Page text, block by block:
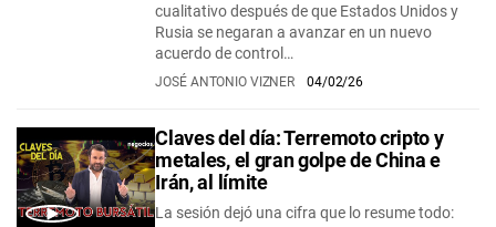
cualitativo después de que Estados Unidos y
Rusia se negaran a avanzar en un nuevo
acuerdo de control…
JOSÉ ANTONIO VIZNER 04/02/26
Claves del día: Terremoto cripto y
metales, el gran golpe de China e
Irán, al límite
La sesión dejó una cifra que lo resume todo: